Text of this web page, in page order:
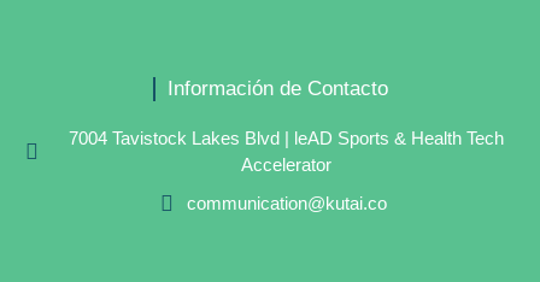
Información de Contacto
7004 Tavistock Lakes Blvd | leAD Sports & Health Tech
Accelerator
communication@kutai.co